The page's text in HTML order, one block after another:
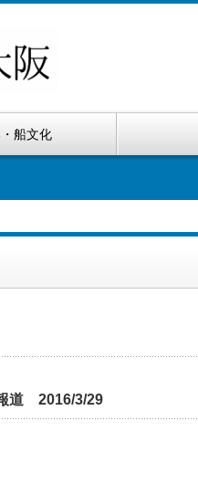
船文化
道 2016/3/29